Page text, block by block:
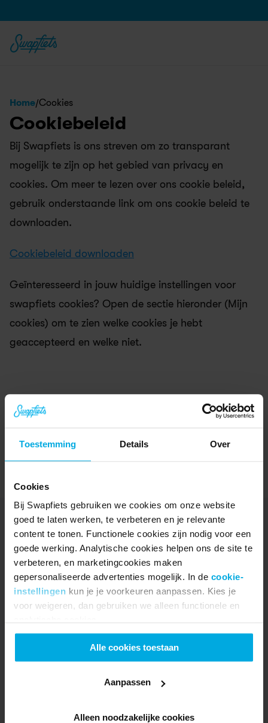
Toestemming Details Over
Cookies
Bij Swapfiets gebruiken we cookies om onze website
goed te laten werken, te verbeteren en je relevante
content te tonen. Functionele cookies zijn nodig voor een
goede werking. Analytische cookies helpen ons de site te
verbeteren, en marketingcookies maken
gepersonaliseerde advertenties mogelijk. In de cookie-
instellingen kun je je voorkeuren aanpassen. Kies je
voor weigeren, dan gebruiken we alleen functionele en
Alle cookies toestaan
Aanpassen
Alleen noodzakelijke cookies
Home/Cookies
Cookiebeleid
Bij Swapfiets is ons streven om zo transparant
mogelijk te zijn op het gebied van privacy en
cookies. Om meer te lezen over ons cookie beleid,
gebruik onderstaande link om ons cookie beleid te
downloaden.
Cookiebeleid downloaden
Geïnteresseerd in jouw huidige instellingen voor
swapfiets cookies? Open de sectie hieronder (Mijn
cookies) om te zien welke cookies je hebt
geaccepteerd en welke niet.
Mijn Cookies
Open Cookies
Ontdek
Fietsen
e-Bikes
Testrit
Vriendenkorting